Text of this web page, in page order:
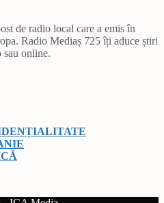
de radio local care a emis în
Radio Mediaș 725 îți aduce știri
sau online.